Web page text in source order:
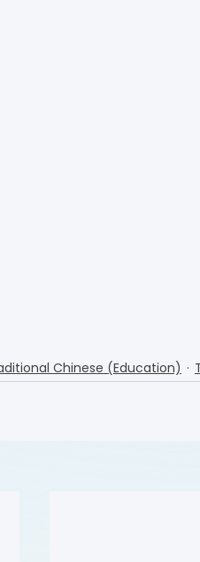
Chinese (Education)